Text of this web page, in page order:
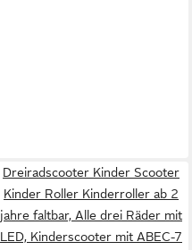
Dreiradscooter Kinder Scooter
Kinder Roller Kinderroller ab 2
jahre faltbar, Alle drei Räder mit
LED, Kinderscooter mit ABEC-7